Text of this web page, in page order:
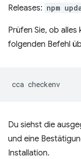
Releases: npm
Prüfen Sie, ob
folgenden Befehl
cca
Du siehst die
und eine
Installation.